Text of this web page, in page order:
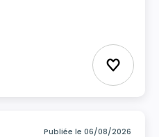
Ajouter
Publiée le 06/08/2026